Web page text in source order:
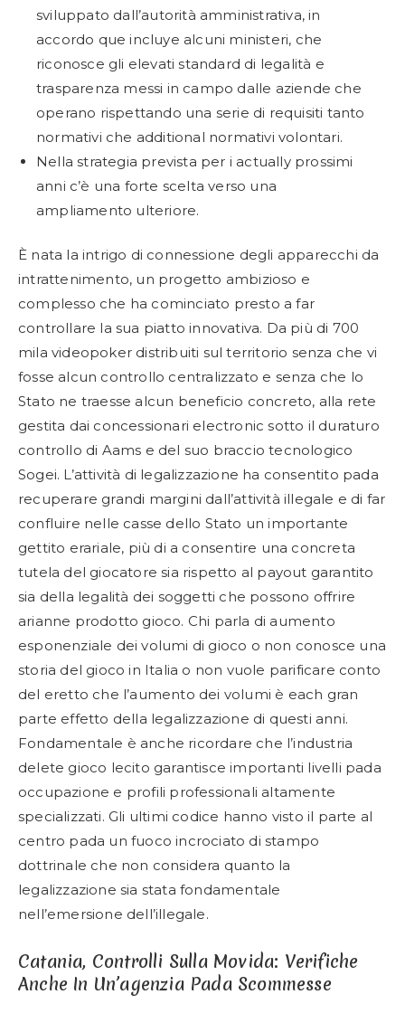
sviluppato dall’autorità amministrativa, in
accordo que incluye alcuni ministeri, che
riconosce gli elevati standard di legalità e
trasparenza messi in campo dalle aziende che
operano rispettando una serie di requisiti tanto
normativi che additional normativi volontari.
Nella strategia prevista per i actually prossimi
anni c’è una forte scelta verso una
ampliamento ulteriore.
È nata la intrigo di connessione degli apparecchi da
intrattenimento, un progetto ambizioso e
complesso che ha cominciato presto a far
controllare la sua piatto innovativa. Da più di 700
mila videopoker distribuiti sul territorio senza che vi
fosse alcun controllo centralizzato e senza che lo
Stato ne traesse alcun beneficio concreto, alla rete
gestita dai concessionari electronic sotto il duraturo
controllo di Aams e del suo braccio tecnologico
Sogei. L’attività di legalizzazione ha consentito pada
recuperare grandi margini dall’attività illegale e di far
confluire nelle casse dello Stato un importante
gettito erariale, più di a consentire una concreta
tutela del giocatore sia rispetto al payout garantito
sia della legalità dei soggetti che possono offrire
arianne prodotto gioco. Chi parla di aumento
esponenziale dei volumi di gioco o non conosce una
storia del gioco in Italia o non vuole parificare conto
del eretto che l’aumento dei volumi è each gran
parte effetto della legalizzazione di questi anni.
Fondamentale è anche ricordare che l’industria
delete gioco lecito garantisce importanti livelli pada
occupazione e profili professionali altamente
specializzati. Gli ultimi codice hanno visto il parte al
centro pada un fuoco incrociato di stampo
dottrinale che non considera quanto la
legalizzazione sia stata fondamentale
nell’emersione dell’illegale.
Catania, Controlli Sulla Movida: Verifiche
Anche In Un’agenzia Pada Scommesse